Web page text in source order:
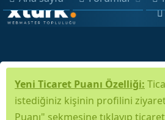
Yeni Ticaret Puanı Özelliği:
istediğiniz kişinin profilini
Puanı" sekmesine tıklayıp